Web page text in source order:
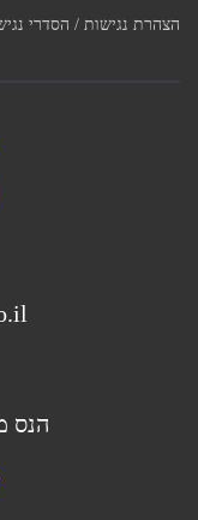
הצהרת נגישות / הסדרי
הנס מולר